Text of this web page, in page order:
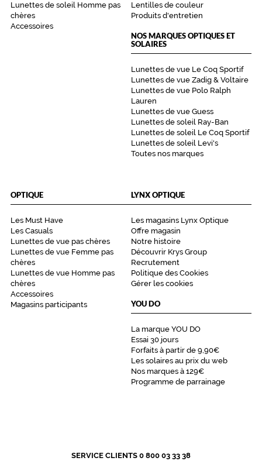
Lunettes de soleil Homme pas
chères
Accessoires
Lentilles de couleur
Produits d'entretien
NOS MARQUES OPTIQUES ET
SOLAIRES
Lunettes de vue Le Coq Sportif
Lunettes de vue Zadig & Voltaire
Lunettes de vue Polo Ralph
Lauren
Lunettes de vue Guess
Lunettes de soleil Ray-Ban
Lunettes de soleil Le Coq Sportif
Lunettes de soleil Levi's
Toutes nos marques
OPTIQUE
Les Must Have
Les Casuals
Lunettes de vue pas chères
Lunettes de vue Femme pas
chères
Lunettes de vue Homme pas
chères
Accessoires
Magasins participants
LYNX OPTIQUE
Les magasins Lynx Optique
Offre magasin
Notre histoire
Découvrir Krys Group
Recrutement
Politique des Cookies
Gérer les cookies
YOU DO
La marque YOU DO
Essai 30 jours
Forfaits à partir de 9,90€
Les solaires au prix du web
Nos marques à 129€
Programme de parrainage
SERVICE CLIENTS 0 800 03 33 38